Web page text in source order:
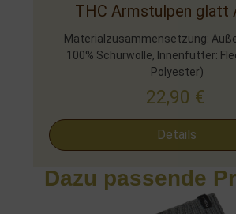
THC Armstulpen glatt
Materialzusammensetzung:
100% Schurwolle, Innenfutter:
Polyester)
22,90 €
Details
Dazu passende